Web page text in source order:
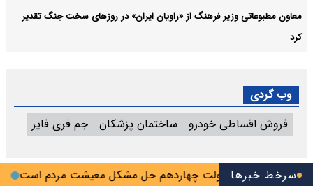
سرخط خبرهادغدغه دولت چهاردهم حل مشکل معیشت مردم است
معاون مطبوعاتی وزیر فرهنگ از «راویان ایران» در روزهای سخت جنگ تقدیر
کرد
وب گردی
فروش اقساطی خودرو
ساختمان پزشکان جم فری فایر